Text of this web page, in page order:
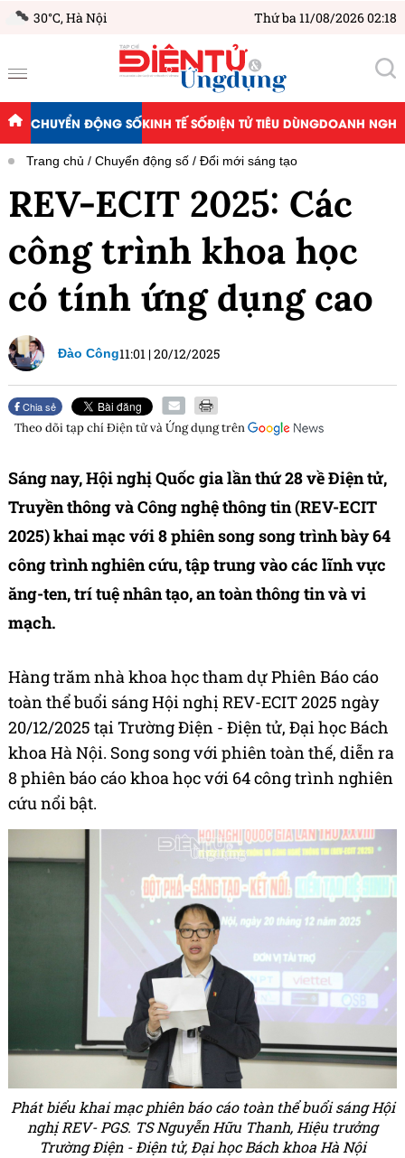
30°C,Hà Nội Thứ ba 11/08/2026 02:18
CHUYỂN ĐỘNG SỐKINH TẾ SỐĐIỆN TỬ TIÊU DÙNGDOANH
Trang chủ Chuyển động số Đổi mới sáng tạo
REV-ECIT 2025: Các
công trình khoa học
có tính ứng dụng cao
Đào Công11:01 |20/12/2025
Chia sẻ
Theo dõi tạp chíĐiện tử và Ứng dụngtrên
Sáng nay, Hội nghị Quốc gia lần thứ 28 về Điện tử,
Truyền thông và Công nghệ thông tin (REV-ECIT
2025) khai mạc với 8 phiên song song trình bày 64
công trình nghiên cứu, tập trung vào các lĩnh vực
ăng-ten, trí tuệ nhân tạo, an toàn thông tin và vi
mạch.
Hàng trăm nhà khoa học tham dự Phiên Báo cáo
toàn thể buổi sáng Hội nghị REV-ECIT 2025 ngày
20/12/2025 tại Trường Điện - Điện tử, Đại học Bách
khoa Hà Nội. Song song với phiên toàn thế, diễn ra
8 phiên báo cáo khoa học với 64 công trình nghiên
cứu nổi bật.
Phát biểu khai mạc phiên báo cáo toàn thể buổi sáng Hội
nghị REV- PGS. TS Nguyễn Hữu Thanh, Hiệu trưởng
Trường Điện - Điện tử, Đại học Bách khoa Hà Nội